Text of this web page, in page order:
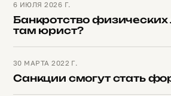
6 ИЮЛЯ 2026 Г.
Банкротство
там юрист?
30 МАРТА 2022 Г.
Санкции смогут стать